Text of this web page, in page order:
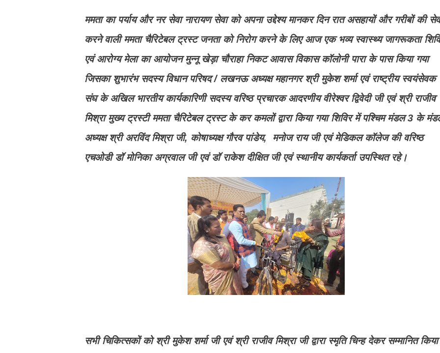
ममता का पर्याय और नर सेवा नारायण सेवा को अपना उद्देश्य मानकर दिन रात असहायों और गरीबों की
करने वाली ममता चैरिटेबल ट्रस्ट जनता को निरोग करने के लिए आज एक भव्य स्वास्थ्य जागरूकता
एवं आरोग्य मेला का आयोजन मुन्नू खेड़ा चौराहा निकट आवास विकास कॉलोनी पारा के पास किया गया
जिसका शुभारंभ सदस्य विधान परिषद / लखनऊ अध्यक्ष महानगर श्री मुकेश शर्मा एवं राष्ट्रीय स्वयंसेवक
संघ के अखिल भारतीय कार्यकारिणी सदस्य वरिष्ठ प्रचारक आदरणीय वीरेश्वर द्विवेदी जी एवं श्री राजीव
मिश्रा मुख्य ट्रस्टी ममता चैरिटेबल ट्रस्ट के कर कमलों द्वारा किया गया शिविर में पश्चिम मंडल 3 के
अध्यक्ष श्री अरविंद मिश्रा जी, कोषाध्यक्ष गौरव पांडेय, मनोज राय जी एवं मेडिकल कॉलेज की वरिष्ठ
एचओडी डॉ मोनिका अग्रवाल जी एवं डॉ राकेश दीक्षित जी एवं स्थानीय कार्यकर्ता उपस्थित रहे।
सभी चिकित्सकों को श्री मुकेश शर्मा जी एवं श्री राजीव मिश्रा जी द्वारा स्मृति चिन्ह देकर सम्मानित किया